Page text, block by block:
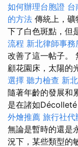
如何辦理台胞證 台
的方法 傳統上，礦
下了白色斑點，但
流程 新北律師事務
改善了這一帖子。
顧花園床，太陽的
選擇 聽力檢查 新
隨著年齡的發展和
是在諸如Décolleté
外燴推薦 旅行社代
無論是暫時的還是
況下，某些類型的